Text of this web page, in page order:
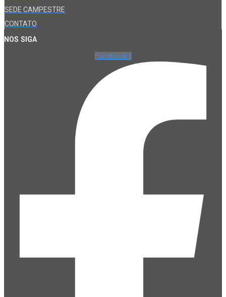
SEDE CAMPESTRE
CONTATO
NOS SIGA
Facebook-f